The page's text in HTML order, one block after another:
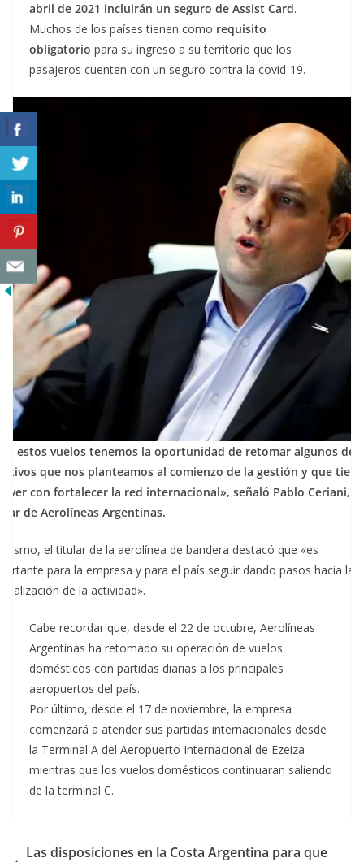
abril de 2021 incluirán un seguro de Assist Card.
Muchos de los países tienen como requisito
obligatorio para su ingreso a su territorio que los
pasajeros cuenten con un seguro contra la covid-19.
estos vuelos tenemos la oportunidad de retomar algunos de
que nos planteamos al comienzo de la gestión y que
ver con fortalecer la red internacional», señaló Pablo Ceriani,
de Aerolíneas Argentinas.
el titular de la aerolínea de bandera destacó que «es
para la empresa y para el país seguir dando pasos hacia la
de la actividad».
Cabe recordar que, desde el 22 de octubre, Aerolíneas
Argentinas ha retomado su operación de vuelos
domésticos con partidas diarias a los principales
aeropuertos del país.
Por último, desde el 17 de noviembre, la empresa
comenzará a atender sus partidas internacionales desde
la Terminal A del Aeropuerto Internacional de Ezeiza
mientras que los vuelos domésticos continuaran saliendo
de la terminal C.
Las disposiciones en la Costa Argentina para que